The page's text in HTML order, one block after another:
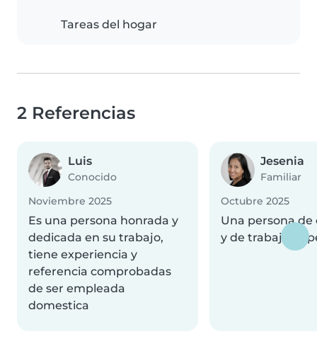
Tareas del hogar
2 Referencias
Luis
Conocido
Noviembre 2025
Es una persona honrada y
dedicada en su trabajo,
tiene experiencia y
referencia comprobadas
de ser empleada
domestica
Jesenia
Familiar
Octubre 2025
Una persona de
y de trabajo